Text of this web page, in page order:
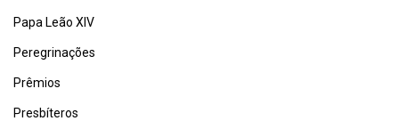
Papa Leão XIV
Peregrinações
Prêmios
Presbíteros